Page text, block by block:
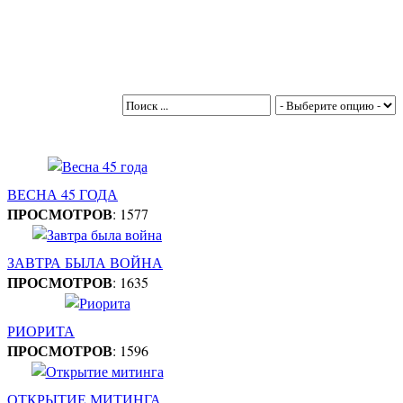
ВЕСНА 45 ГОДА
ПРОСМОТРОВ: 1577
ЗАВТРА БЫЛА ВОЙНА
ПРОСМОТРОВ: 1635
РИОРИТА
ПРОСМОТРОВ: 1596
ОТКРЫТИЕ МИТИНГА